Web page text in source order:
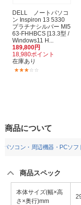
DELL ノートパソコ
ン Inspiron 13 5330
プラチナシルバー MI5
63-FHHBCS [13.3型 /
Windows11 H...
189,800円
18,980ポイント
在庫あり
商品について
パソコン・周辺機器・PCソフ
商品スペック
本体サイズ(幅×高
さ×奥行)mm